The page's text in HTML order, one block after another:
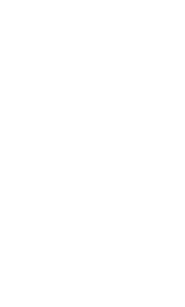
doen en doet dat